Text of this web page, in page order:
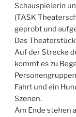
Schauspielerin
(TASK
geprobt und
Das
Auf der Strecke
kommt es zu
Fahrt und ein
Szenen.
Am Ende stehen